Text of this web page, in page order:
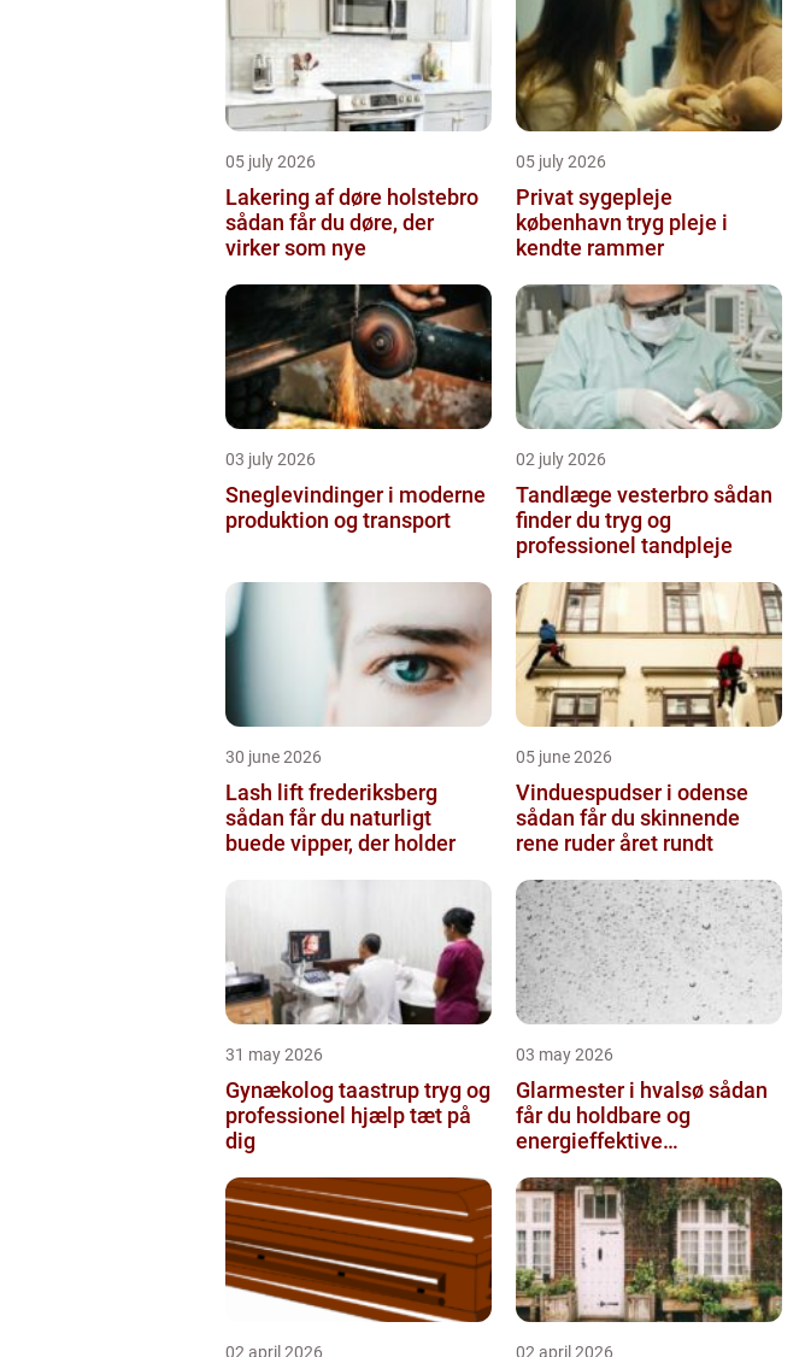
05 july 2026
Lakering af døre holstebro
sådan får du døre, der
virker som nye
05 july 2026
Privat sygepleje
københavn tryg pleje i
kendte rammer
03 july 2026
Sneglevindinger i moderne
produktion og transport
02 july 2026
Tandlæge vesterbro sådan
finder du tryg og
professionel tandpleje
30 june 2026
Lash lift frederiksberg
sådan får du naturligt
buede vipper, der holder
05 june 2026
Vinduespudser i odense
sådan får du skinnende
rene ruder året rundt
31 may 2026
Gynækolog taastrup tryg og
professionel hjælp tæt på
dig
03 may 2026
Glarmester i hvalsø sådan
får du holdbare og
energieffektive
02 april 2026 02 april 2026